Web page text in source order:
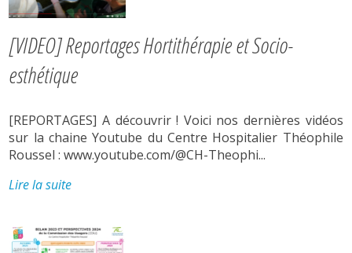
[VIDEO] Reportages Hortithérapie et Socio-
esthétique
[REPORTAGES] A découvrir ! Voici nos dernières vidéos
sur la chaine Youtube du Centre Hospitalier Théophile
Roussel : www.youtube.com/@CH-Theophi...
Lire la suite